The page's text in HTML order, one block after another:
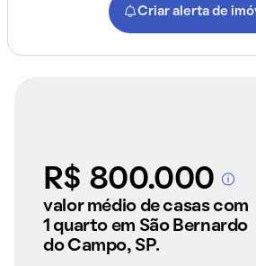
Criar alerta de
R$ 800.000
A partir dos
anunciados
valor médio de casas com
1 quarto em São Bernardo
do Campo, SP.